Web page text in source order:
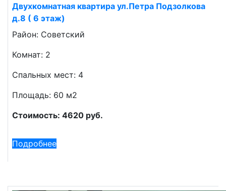
Двухкомнатная квартира ул.Петра Подзолкова
д.8 ( 6 этаж)
Район: Советский
Комнат: 2
Спальных мест: 4
Площадь: 60 м2
Стоимость: 4620 руб.
Подробнее